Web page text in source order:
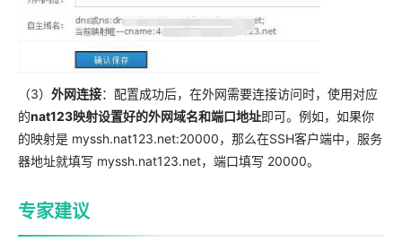
（3） 外网连接：配置成功后，在外网需要连接访问时，使用对应
的nat123映射设置好的外网域名和端口地址即可。例如，如果你
的映射是 myssh.nat123.net:20000，那么在SSH客户端中，服务
器地址就填写 myssh.nat123.net，端口填写 20000。
专家建议